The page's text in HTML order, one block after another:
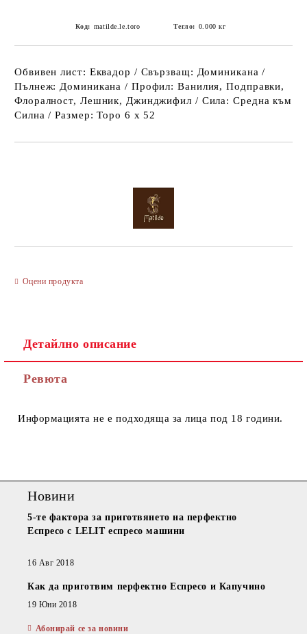
Код: matilde.le.toro Тегло: 0.000 кг
Обвивен лист: Еквадор / Свързващ: Доминикана /
Пълнеж: Доминикана / Профил: Ванилия, Подправки,
Флоралност, Лешник, Джинджифил / Сила: Средна към
Силна / Размер: Торо 6 x 52
Оцени продукта
Детайлно описание
Ревюта
Информацията не е подходяща за лица под 18 години.
Новини
5-те фактора за приготвянето на перфектно
Еспресо с LELIT еспресо машини
16 Авг 2018
Как да приготвим перфектно Еспресо и Капучино
19 Юни 2018
Абонирай се за новини